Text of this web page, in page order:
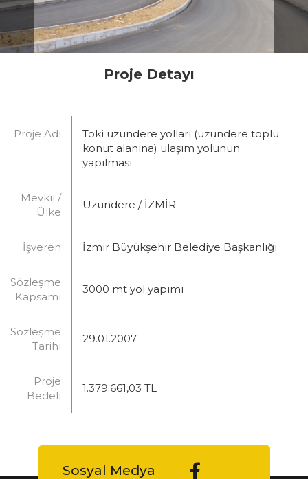
Proje Detayı
Proje Adı
Toki uzundere yolları (uzundere toplu
konut alanına) ulaşım yolunun
yapılması
Mevkii /
Ülke
Uzundere / İZMİR
İşveren İzmir Büyükşehir Belediye Başkanlığı
Sözleşme
Kapsamı
3000 mt yol yapımı
Sözleşme
Tarihi
29.01.2007
Proje
Bedeli
1.379.661,03 TL
Sosyal Medya